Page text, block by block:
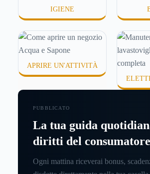
IGIENE
APRIRE UN'ATTIVITÀ
PUBBLICATO
La tua guida
diritti del
Ogni mattina riceverai bonus,